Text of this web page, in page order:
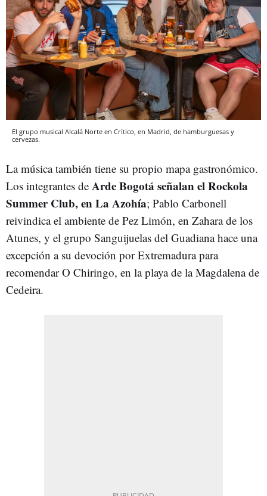
El grupo musical Alcalá Norte en Crítico, en Madrid, de hamburguesas y
cervezas.
La música también tiene su propio mapa gastronómico.
Los integrantes de Arde Bogotá señalan el Rockola
Summer Club, en La Azohía; Pablo Carbonell
reivindica el ambiente de Pez Limón, en Zahara de los
Atunes, y el grupo Sanguijuelas del Guadiana hace una
excepción a su devoción por Extremadura para
recomendar O Chiringo, en la playa de la Magdalena de
Cedeira.